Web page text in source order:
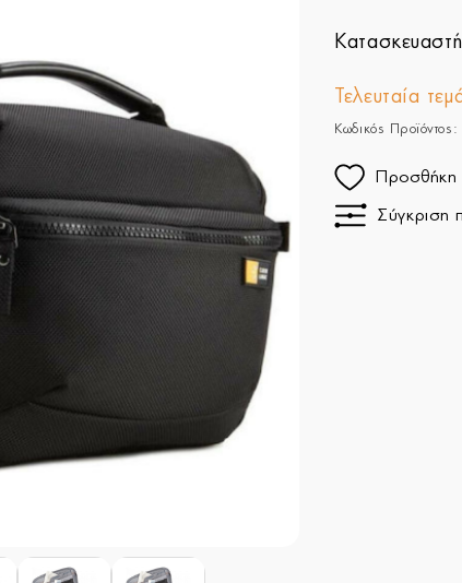
Τελευταία
Κωδικός
Σύγκριση